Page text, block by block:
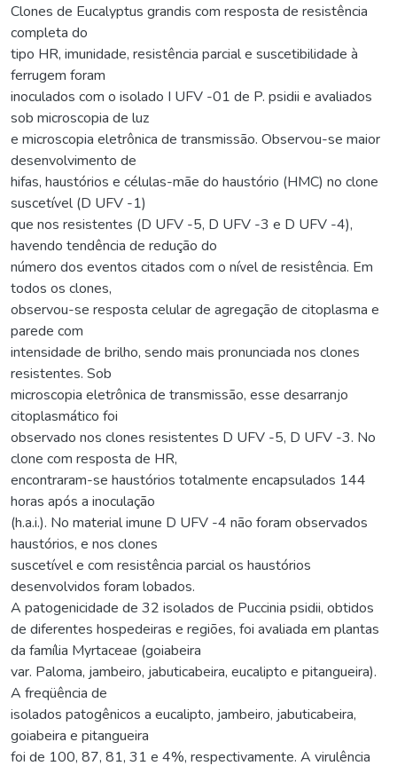
Clones de Eucalyptus grandis com resposta de resistência
completa do
tipo HR, imunidade, resistência parcial e suscetibilidade à
ferrugem foram
inoculados com o isolado I UFV -01 de P. psidii e avaliados
sob microscopia de luz
e microscopia eletrônica de transmissão. Observou-se maior
desenvolvimento de
hifas, haustórios e células-mãe do haustório (HMC) no clone
suscetível (D UFV -1)
que nos resistentes (D UFV -5, D UFV -3 e D UFV -4),
havendo tendência de redução do
número dos eventos citados com o nível de resistência. Em
todos os clones,
observou-se resposta celular de agregação de citoplasma e
parede com
intensidade de brilho, sendo mais pronunciada nos clones
resistentes. Sob
microscopia eletrônica de transmissão, esse desarranjo
citoplasmático foi
observado nos clones resistentes D UFV -5, D UFV -3. No
clone com resposta de HR,
encontraram-se haustórios totalmente encapsulados 144
horas após a inoculação
(h.a.i.). No material imune D UFV -4 não foram observados
haustórios, e nos clones
suscetível e com resistência parcial os haustórios
desenvolvidos foram lobados.
A patogenicidade de 32 isolados de Puccinia psidii, obtidos
de diferentes hospedeiras e regiões, foi avaliada em plantas
da família Myrtaceae (goiabeira
var. Paloma, jambeiro, jabuticabeira, eucalipto e pitangueira).
A freqüência de
isolados patogênicos a eucalipto, jambeiro, jabuticabeira,
goiabeira e pitangueira
foi de 100, 87, 81, 31 e 4%, respectivamente. A virulência